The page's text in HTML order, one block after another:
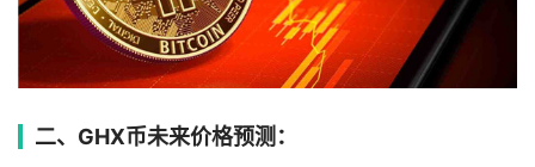
二、GHX币未来价格预测：